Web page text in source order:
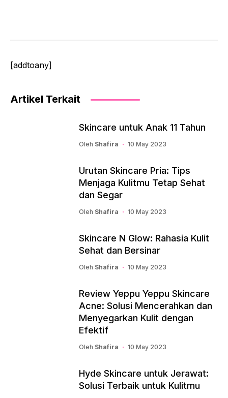
[addtoany]
Artikel Terkait
Skincare untuk Anak 11 Tahun
Oleh Shafira 10 May 2023
Urutan Skincare Pria: Tips
Menjaga Kulitmu Tetap Sehat
dan Segar
Oleh Shafira 10 May 2023
Skincare N Glow: Rahasia Kulit
Sehat dan Bersinar
Oleh Shafira 10 May 2023
Review Yeppu Yeppu Skincare
Acne: Solusi Mencerahkan dan
Menyegarkan Kulit dengan
Efektif
Oleh Shafira 10 May 2023
Hyde Skincare untuk Jerawat:
Solusi Terbaik untuk Kulitmu